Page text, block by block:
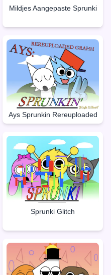
Mildjes Aangepaste Sprunki
Ays Sprunkin Rereuploaded
Sprunki Glitch